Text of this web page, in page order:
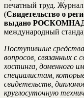
печатный труд.
(Свидетельство о
выдано
международный
Поступившие
вопросов, связанных
хостинга, доменного
специалистам,
свидетельств,
круглосуточную